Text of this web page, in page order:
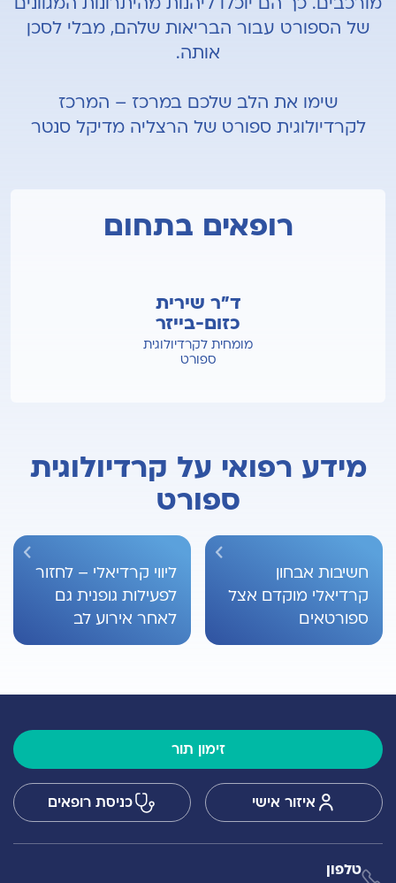
של הספורט עבור הבריאות שלהם, מבלי לסכן
אותה.
שימו את הלב שלכם במרכז – המרכז
לקרדיולוגית ספורט של הרצליה מדיקל סנטר
רופאים בתחום
ד"ר שירית
כזום-בייזר
מומחית לקרדיולוגית
ספורט
מידע רפואי על קרדיולוגית
ספורט
חשיבות אבחון
קרדיאלי מוקדם אצל
ספורטאים
ליווי קרדיאלי – לחזור
לפעילות גופנית גם
לאחר אירוע לב
זימון תור
איזור אישי כניסת רופאים
טלפון